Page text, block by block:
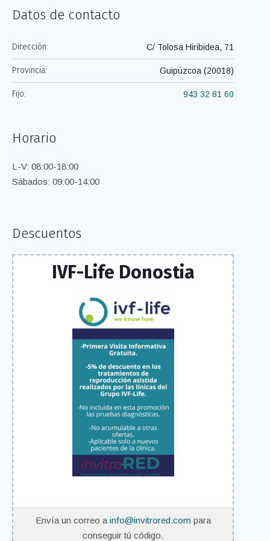
Datos de contacto
Dirección: C/ Tolosa Hiribidea, 71
Provincia: Guipúzcoa (20018)
Fijo: 943 32 81 60
Horario
L-V: 08:00-18:00
Sábados: 09:00-14:00
Descuentos
IVF-Life Donostia
Envía un correo a info@invitrored.com para
conseguir tú código.